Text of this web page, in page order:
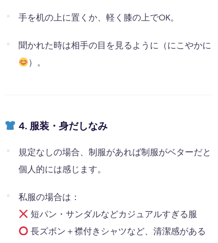
手を机の上に置くか、軽く膝の上でOK。
聞かれた時は相手の目を見るように（にこやかに
）。
4. 服装・身だしなみ
規定なしの場合、制服があれば制服がベターだと
個人的には感じます。
私服の場合は：
短パン・サンダルなどカジュアルすぎる服
長ズボン＋襟付きシャツなど、清潔感がある